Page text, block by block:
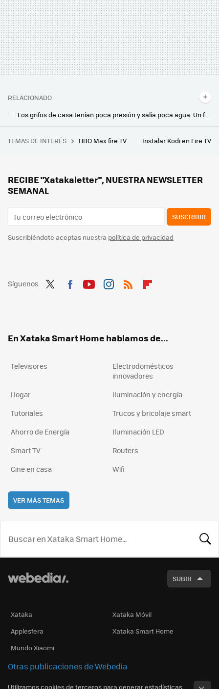
RELACIONADO
Los grifos de casa tenían poca presión y salía poca agua. Un fontanero me ha dicho cuál es el problema
Xiaomi quiere revolucionar la fotografía móvil con un Frankenstein. Su última locura es un objetivo magnético pegado a la trasera del Xiaomi 15
TEMAS DE INTERÉS HBO Max fire TV Instalar Kodi en Fire TV
RECIBE "Xatakaletter", NUESTRA NEWSLETTER
SEMANAL
SUSCRIBIR
Suscribiéndote aceptas nuestra política de privacidad
Síguenos
En Xataka Smart Home hablamos de...
Televisores
Electrodomésticos
innovadores
Hogar
Iluminación y energía
Tutoriales
Trucos y bricolaje smart
Ahorro de Energía
Iluminación LED
Smart TV
Routers
Cine en casa
Wifi
VER MÁS TEMAS
SUBIR
Xataka
Xataka Móvil
Applesfera
Xataka Smart Home
Mundo Xiaomi
Otras publicaciones de Webedia
Utilizamos cookies de terceros para generar estadísticas